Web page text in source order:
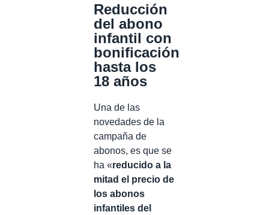
Reducción
del abono
infantil con
bonificación
hasta los
18 años
Una de las
novedades de la
campaña de
abonos, es que se
ha «reducido a la
mitad el precio de
los abonos
infantiles del